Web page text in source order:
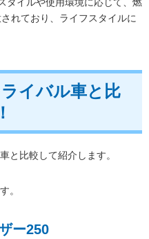
れており、ライフスタイルに
イバル車と比
と比較して紹介します。
。
ー250